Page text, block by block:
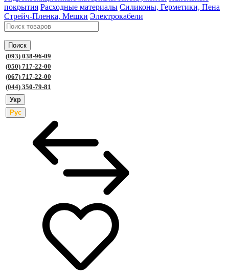
покрытия Расходные материалы Силиконы, Герметики, Пена
Стрейч-Пленка, Мешки Электрокабели
Поиск
(093) 038-96-09
(050) 717-22-00
(067) 717-22-00
(044) 350-79-81
Укр
Рус